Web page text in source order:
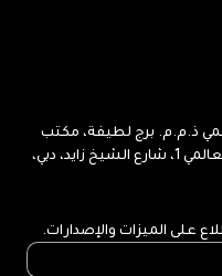
ذ.م.م. برج لطيفة، مكتب
رقم 604 - الجناح الغربي، مركز التجارة العالمي 1، شارع الشيخ زايد، دبي،
على الميزات والإصدارات.